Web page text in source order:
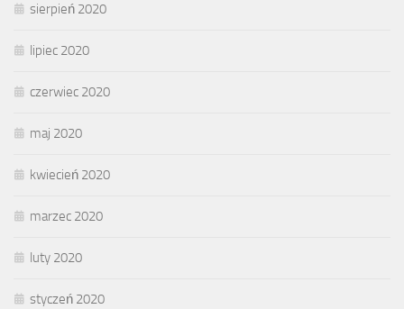
sierpień 2020
lipiec 2020
czerwiec 2020
maj 2020
kwiecień 2020
marzec 2020
luty 2020
styczeń 2020